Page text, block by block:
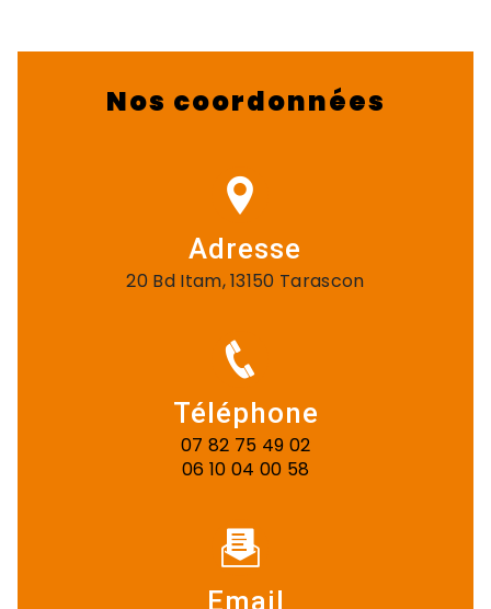
Nos coordonnées
Adresse
20 Bd Itam, 13150 Tarascon
Téléphone
07 82 75 49 02
06 10 04 00 58
Email